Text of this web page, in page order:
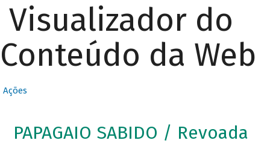
Visualizador do
Conteúdo da Web
Ações
PAPAGAIO SABIDO / Revoada